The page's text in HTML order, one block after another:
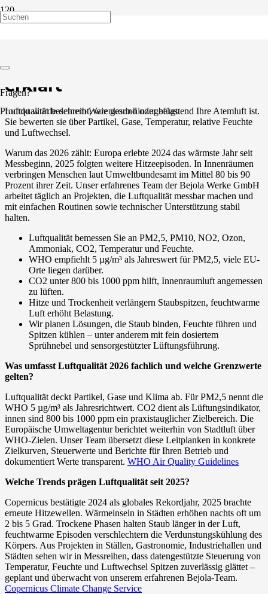
Produktwurde deinem Warenkorb hinzugefügt.
Fragen?
Grenzwerte, CO2 und PM2,5
erklärt
Luftqualität beschreibt, wie gesund oder belastend Ihre Atemluft ist.
Sie bewerten sie über Partikel, Gase, Temperatur, relative Feuchte
und Luftwechsel.
Warum das 2026 zählt: Europa erlebte 2024 das wärmste Jahr seit
Messbeginn, 2025 folgten weitere Hitzeepisoden. In Innenräumen
verbringen Menschen laut Umweltbundesamt im Mittel 80 bis 90
Prozent ihrer Zeit. Unser erfahrenes Team der Bejola Werke GmbH
arbeitet täglich an Projekten, die Luftqualität messbar machen und
mit einfachen Routinen sowie technischer Unterstützung stabil
halten.
Luftqualität bemessen Sie an PM2,5, PM10, NO2, Ozon,
Ammoniak, CO2, Temperatur und Feuchte.
WHO empfiehlt 5 µg/m³ als Jahreswert für PM2,5, viele EU-
Orte liegen darüber.
CO2 unter 800 bis 1000 ppm hilft, Innenraumluft angemessen
zu lüften.
Hitze und Trockenheit verlängern Staubspitzen, feuchtwarme
Luft erhöht Belastung.
Wir planen Lösungen, die Staub binden, Feuchte führen und
Spitzen kühlen – unter anderem mit fein dosiertem
Sprühnebel und sensorgestützter Lüftungsführung.
Was umfasst Luftqualität 2026 fachlich und welche Grenzwerte
gelten?
Luftqualität deckt Partikel, Gase und Klima ab. Für PM2,5 nennt die
WHO 5 µg/m³ als Jahresrichtwert. CO2 dient als Lüftungsindikator,
innen sind 800 bis 1000 ppm ein praxistauglicher Zielbereich. Die
Europäische Umweltagentur berichtet weiterhin von Stadtluft über
WHO‑Zielen. Unser Team übersetzt diese Leitplanken in konkrete
Zielkurven, Steuerwerte und Berichte für Ihren Betrieb und
dokumentiert Werte transparent. WHO Air Quality Guidelines
Welche Trends prägen Luftqualität seit 2025?
Copernicus bestätigte 2024 als globales Rekordjahr, 2025 brachte
erneute Hitzewellen. Wärmeinseln in Städten erhöhen nachts oft um
2 bis 5 Grad. Trockene Phasen halten Staub länger in der Luft,
feuchtwarme Episoden verschlechtern die Verdunstungskühlung des
Körpers. Aus Projekten in Ställen, Gastronomie, Industriehallen und
Städten sehen wir in Messreihen, dass datengestützte Steuerung von
Temperatur, Feuchte und Luftwechsel Spitzen zuverlässig glättet –
geplant und überwacht von unserem erfahrenen Bejola‑Team.
Copernicus Climate Change Service